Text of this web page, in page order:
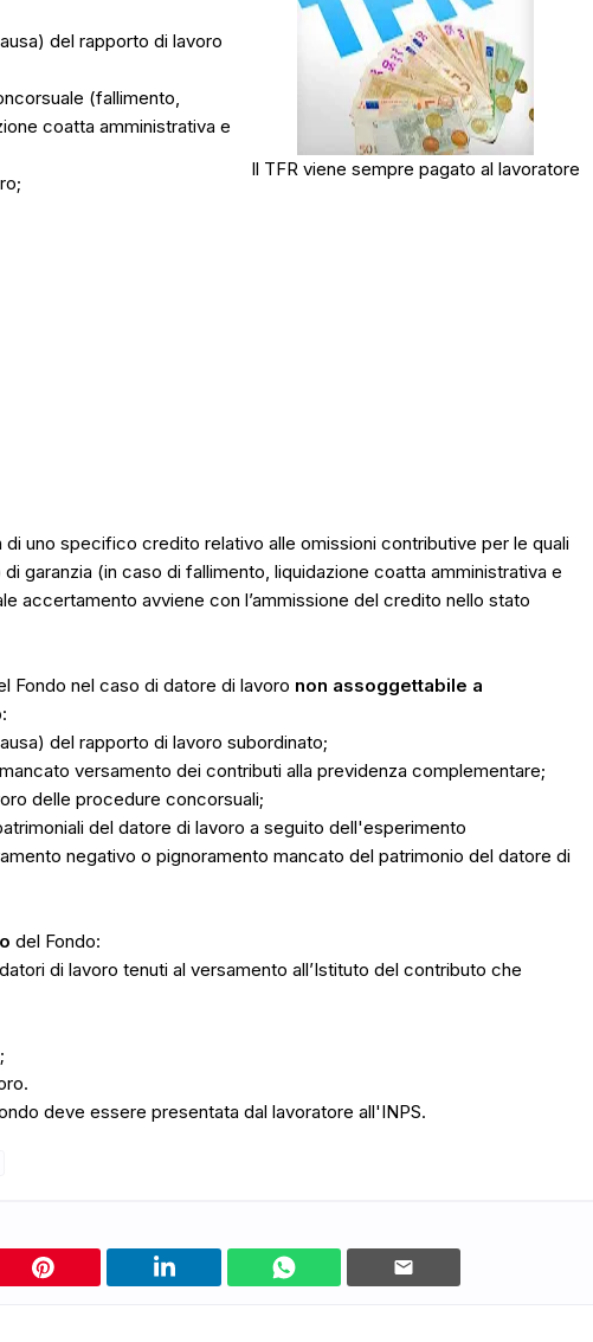
ADS
Il TFR viene sempre pagato al lavoratore
del rapporto di lavoro
(fallimento,
coatta amministrativa e
uno specifico credito relativo alle omissioni contributive per le quali
garanzia (in caso di fallimento, liquidazione coatta amministrativa e
accertamento avviene con l’ammissione del credito nello stato
Fondo nel caso di datore di lavoro non assoggettabile a
del rapporto di lavoro subordinato;
versamento dei contributi alla previdenza complementare;
delle procedure concorsuali;
del datore di lavoro a seguito dell'esperimento
negativo o pignoramento mancato del patrimonio del datore di
del Fondo:
di lavoro tenuti al versamento all’Istituto del contributo che
deve essere presentata dal lavoratore all'INPS.